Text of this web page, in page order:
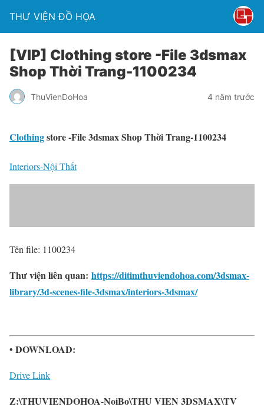
THƯ VIỆN ĐỒ HỌA
[VIP] Clothing store -File 3dsmax
Shop Thời Trang-1100234
ThuVienDoHoa 4 năm trước
Clothingstore -File 3dsmax Shop Thời Trang-1100234
Interiors-Nội Thất
Tên file: 1100234
Thư viện liên quan: https://ditimthuviendohoa.com/3dsmax-
library/3d-scenes-file-3dsmax/interiors-3dsmax/
• DOWNLOAD:
Drive Link
Z:\THUVIENDOHOA-NoiBo\THU VIEN 3DSMAX\TV